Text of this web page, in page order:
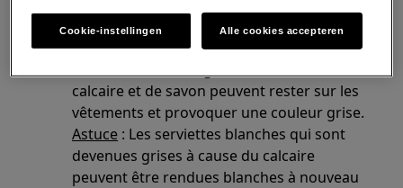
fonction du degré de salissure du linge et
de la dureté de l'eau. Avec une quantité
calcaire et de savon peuvent rester sur les
vêtements et provoquer une couleur grise.
Astuce : Les serviettes blanches qui sont
devenues grises à cause du calcaire
peuvent être rendues blanches à nouveau
Cookie-instellingen Alle cookies accepteren